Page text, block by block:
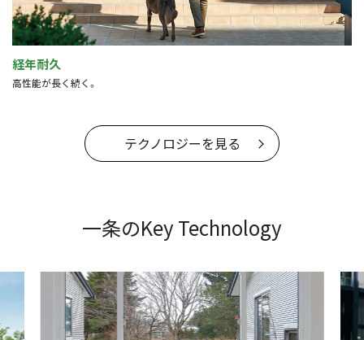
経年耐久
高性能が長く続く。
テクノロジーを見る
一条のKey Technology